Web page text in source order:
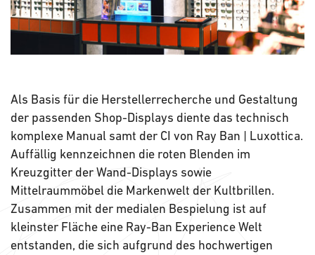
Als Basis für die Herstellerrecherche und Gestaltung
der passenden Shop-Displays diente das technisch
komplexe Manual samt der CI von Ray Ban | Luxottica.
Auffällig kennzeichnen die roten Blenden im
Kreuzgitter der Wand-Displays sowie
Mittelraummöbel die Markenwelt der Kultbrillen.
Zusammen mit der medialen Bespielung ist auf
kleinster Fläche eine Ray-Ban Experience Welt
entstanden, die sich aufgrund des hochwertigen